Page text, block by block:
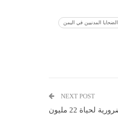
الضحايا المدنيين في اليمن
NEXT POST
بيان إدانة الحصار ومنع السلع الضرورية لحياة 22 مليون